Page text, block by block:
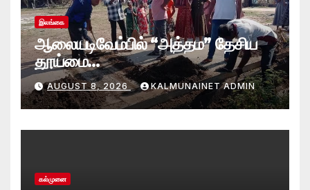
இலங்கை
ஆலையடிவேம்பில் “அத்தம” தேசிய
தூய்மை
வேலைத்திட்டம்.:ஆலையடிவேம்பு
பிரதேச செயலகமும் பிரதேச சபையும்
இணைந்து விசேட தூய்மைப் பணி.
AUGUST 8, 2026 KALMUNAINET ADMIN
கல்முனை